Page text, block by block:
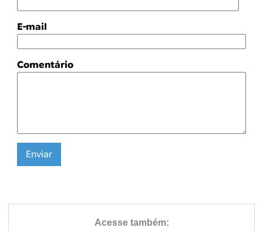
E-mail
Comentário